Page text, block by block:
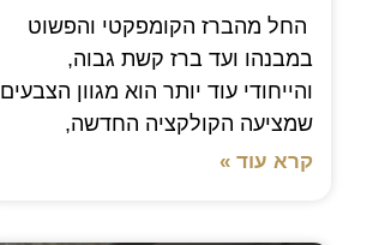
החל מהברז הקומפקטי והפשוט
במבנהו ועד ברז קשת גבוה,
והייחודי עוד יותר הוא מגוון הצבעים
שמציעה הקולקציה החדשה,
קרא עוד »